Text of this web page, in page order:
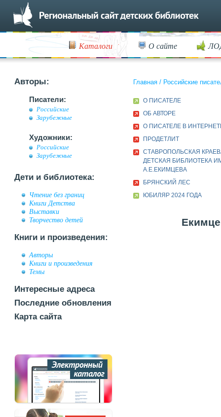
Каталоги О сайте
Авторы:
Писатели:
Российские
Зарубежные
Художники:
Российские
Зарубежные
Дети и библиотека:
Чтение без границ
Книги Детства
Выставки
Творчество детей
Книги и произведения:
Авторы
Книги и произведения
Темы
Интересные адреса
Последние обновления
Карта сайта
Главная / Российские
О ПИСАТЕЛЕ
ОБ АВТОРЕ
О ПИСАТЕЛЕ В
ПРОДЕТЛИТ
СТАВРОПОЛЬСКАЯ
ДЕТСКАЯ БИБЛИОТЕКА
А.Е.ЕКИМЦЕВА
БРЯНСКИЙ ЛЕС
ЮБИЛЯР 2024 ГОДА